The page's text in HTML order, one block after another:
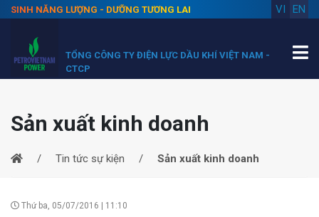
SINH NĂNG LƯỢNG - DƯỠNG TƯƠNG LAI EN
VI
TỔNG CÔNG TY ĐIỆN LỰC DẦU KHÍ VIỆT NAM -
CTCP
Sản xuất kinh doanh
Tin tức sự kiện Sản xuất kinh doanh
Thứ ba, 05/07/2016 | 11:10